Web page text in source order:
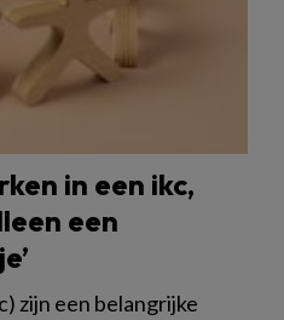
in een ikc,
een
zijn een belangrijke